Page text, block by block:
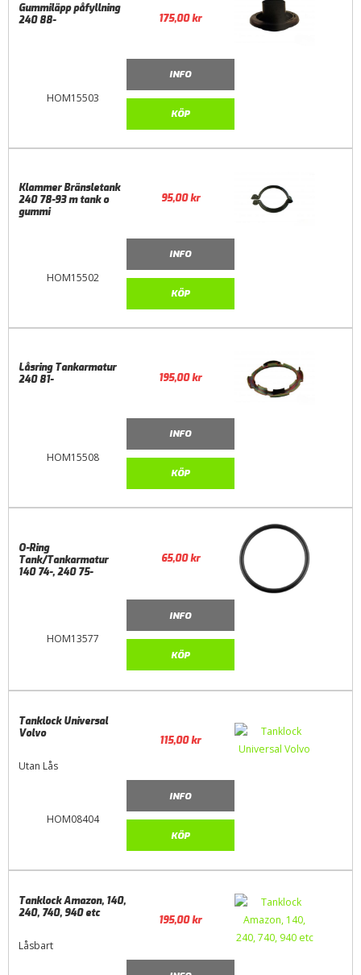
HOM15503
Gummiläpp påfyllning
240 88-
175,00kr
INFO
KÖP
HOM15502
Klammer Bränsletank
240 78-93 m tank o
gummi
95,00kr
INFO
KÖP
HOM15508
Låsring Tankarmatur
240 81-
195,00kr
INFO
KÖP
HOM13577
O-Ring
Tank/Tankarmatur
140 74-, 240 75-
65,00kr
INFO
KÖP
HOM08404
Tanklock Universal
Volvo
Utan Lås
115,00kr
INFO
KÖP
Tanklock Amazon, 140,
240, 740, 940 etc
Låsbart
195,00kr